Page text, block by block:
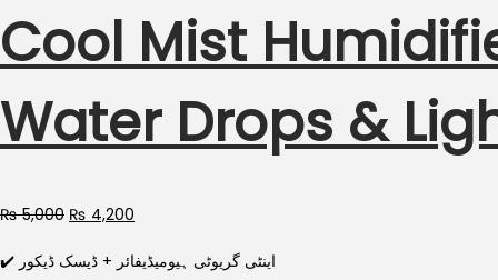
Cool Mist
Water Drops &
₨5,000 ₨ 4,200
✔️ اینٹی گریوٹی ہیومیڈیفائر + ڈیسک ڈیکور